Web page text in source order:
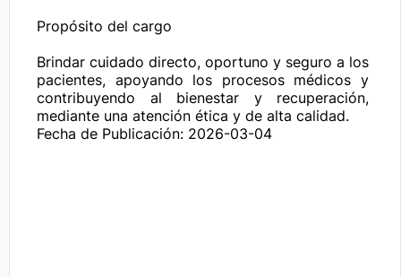
Propósito del cargo
Brindar cuidado directo, oportuno y seguro a los
pacientes, apoyando los procesos médicos y
contribuyendo al bienestar y recuperación,
mediante una atención ética y de alta calidad.
Fecha de Publicación: 2026-03-04